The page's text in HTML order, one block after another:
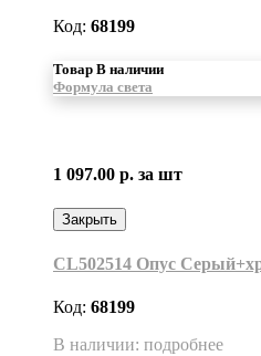
Код: 68199
Товар В наличии
Формула света
1 097.00 р. за шт
Закрыть
CL502514 Опус
Код: 68199
В наличии: подробнее